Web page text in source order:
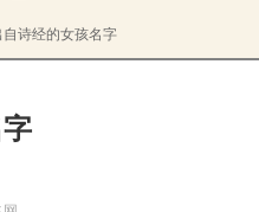
自诗经的女孩名字